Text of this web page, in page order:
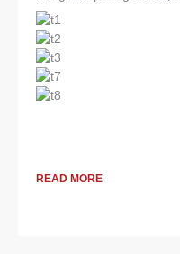
READ MORE